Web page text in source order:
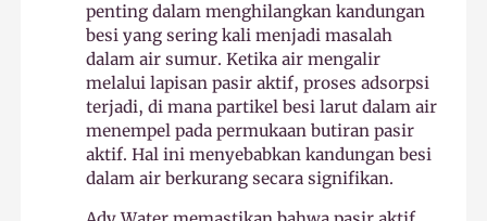
penting dalam menghilangkan kandungan
besi yang sering kali menjadi masalah
dalam air sumur. Ketika air mengalir
melalui lapisan pasir aktif, proses adsorpsi
terjadi, di mana partikel besi larut dalam air
menempel pada permukaan butiran pasir
aktif. Hal ini menyebabkan kandungan besi
dalam air berkurang secara signifikan.